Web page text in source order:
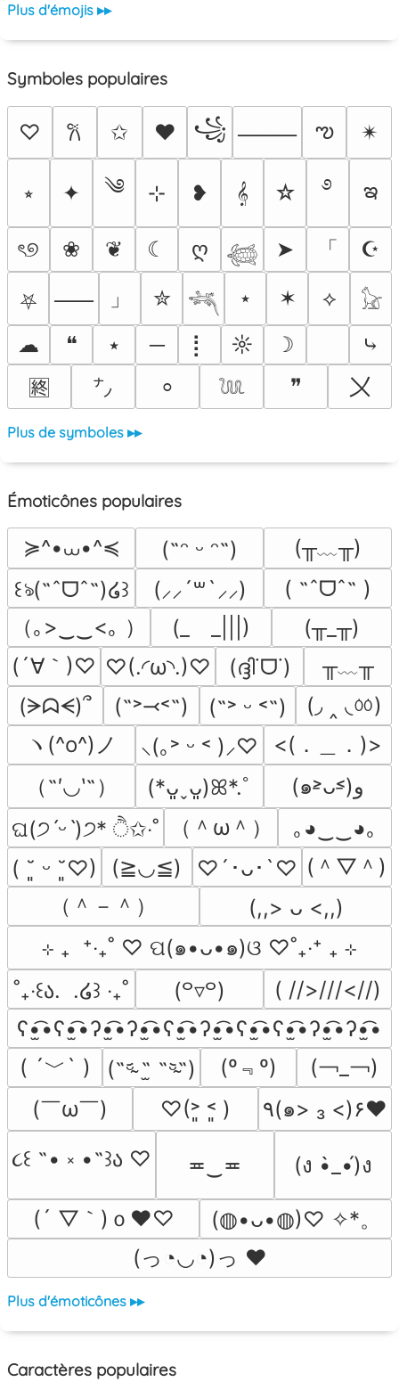
Plus d'émojis ▸▸
Symboles populaires
♡ 𐙚 ✩ ♥ ꧁ ⸻ ఌ ✴︎
⭒ ✦ ༄ ⊹ ❥ 𝄞 ☆ ࿔ ఇ
ৎ୭ ❀ ❦ ☾ ღ 𓆉 ➤ 「
☪
⛧
⸺ 」 ✮ 𓆈 ⋆ ✶ ⟡
𓃠
☁
❝ ⭑ ─ ⡇ ☼ ☽
⤷
🈡
㌨ ⸰ 𓆙 ❞ 〤
Plus de symboles ▸▸
Émoticônes populaires
≽^•⩊•^≼ (˶ᵔ ᵕ ᵔ˶)
(╥﹏╥)
꒰ঌ(˶ˆᗜˆ˵)໒꒱
(⸝⸝´꒳`⸝⸝)
( ˶ˆᗜˆ˵ )
（｡>‿‿<｡ ）
(_　_|||)
(╥_╥)
(´∀｀)♡ ♡(.◜ω◝.)♡ (ദ്ദി˙ᗜ˙)
╥﹏╥
(ᗒᗣᗕ)՞
(˶˃⤙˂˶) (˶˃ ᵕ ˂˶)
(◞ ‸ ◟ㆀ)
ヽ(^o^)ノ
⸜(｡˃ ᵕ ˂ )⸝♡
<(．＿．)>
（˶′◡‵˶）
(*ᴗ͈ˬᴗ͈)ꕤ*.ﾟ
(๑˃̵ᴗ˂̵)و
ଘ(੭ˊᵕˋ)੭* ੈ✩‧˚
（＾ω＾）
｡◕‿‿◕｡
( ˘͈ ᵕ ˘͈♡)
(≧◡≦) ♡´･ᴗ･`♡ (＾▽＾)
（＾－＾）
(,,> ᴗ <,,)
⊹ ₊  ⁺‧₊˚ ♡ ପ(๑•ᴗ•๑)ଓ ♡˚₊‧⁺ ₊ ⊹
˚₊‧꒰ა.  .໒꒱ ‧₊˚
(꒪▿꒪)
( //>///<//)
ʕ•̫͡•ʕ•̫͡•ʔ•̫͡•ʔ•̫͡•ʕ•̫͡•ʔ•̫͡•ʕ•̫͡•ʕ•̫͡•ʔ•̫͡•ʔ•̫͡•
( ´﹀` )
(˵ᵕ̴᷄ ˶̫ ˶ᵕ̴᷅˵) (º﹃º)
(￢_￢)
(￣ω￣﻿)
♡(˃͈ ˂͈ )
٩(๑> ₃ <)۶♥
૮꒰ ˶• ༝ •˶꒱ა ♡
≖‿≖ (ง •̀_•́)ง
(´ ▽｀)ｏ♥♡
(◍•ᴗ•◍)♡ ✧*。
(っ◔◡◔)っ ♥
Plus d'émoticônes ▸▸
Caractères populaires